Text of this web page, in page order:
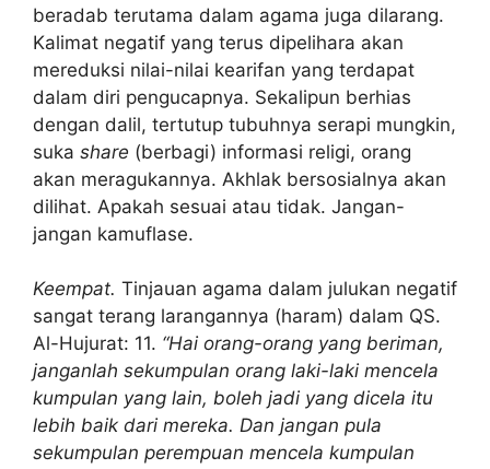
beradab terutama dalam agama juga dilarang.
Kalimat negatif yang terus dipelihara akan
mereduksi nilai-nilai kearifan yang terdapat
dalam diri pengucapnya. Sekalipun berhias
dengan dalil, tertutup tubuhnya serapi mungkin,
suka share (berbagi) informasi religi, orang
akan meragukannya. Akhlak bersosialnya akan
dilihat. Apakah sesuai atau tidak. Jangan-
jangan kamuflase.
Keempat. Tinjauan agama dalam julukan negatif
sangat terang larangannya (haram) dalam QS.
Al-Hujurat: 11. “Hai orang-orang yang beriman,
janganlah sekumpulan orang laki-laki mencela
kumpulan yang lain, boleh jadi yang dicela itu
lebih baik dari mereka. Dan jangan pula
sekumpulan perempuan mencela kumpulan